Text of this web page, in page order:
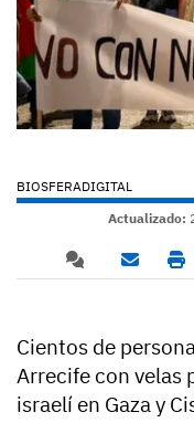
BIOSFERADIGITAL
Actualizado:
Cientos de
Arrecife con velas
israelí en Gaza y